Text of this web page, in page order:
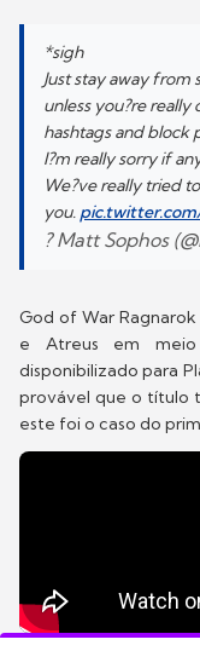
*sigh
Just stay away from
unless you?re
hashtags and block
I?m really sorry if
We?ve really tried
you.
? Matt Sophos
God of War
e Atreus em
disponibilizado para
provável que o título
este foi o caso do